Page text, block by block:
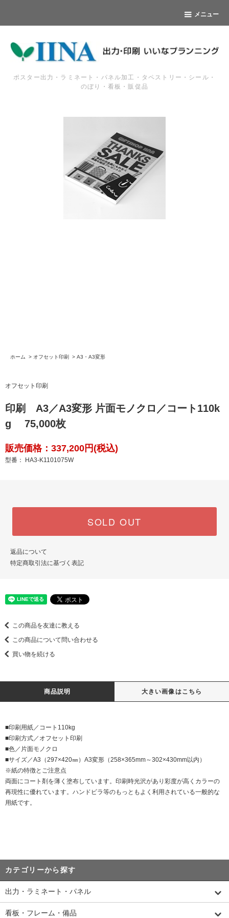
メニュー
ポスター出力・ラミネート・パネル加工・タペストリー・シール・
のぼり・看板・販促品
ホーム > オフセット印刷 > A3・A3変形
オフセット印刷
印刷 A3／A3変形 片面モノクロ／コート110k
g 75,000枚
販売価格：337,200円(税込)
型番： HA3-K1101075W
SOLD OUT
返品について
特定商取引法に基づく表記
この商品を友達に教える
この商品について問い合わせる
買い物を続ける
商品説明 大きい画像はこちら
■印刷用紙／コート110kg
■印刷方式／オフセット印刷
■色／片面モノクロ
■サイズ／A3（297×420㎜）A3変形（258×365mm～302×430mm以内）
※紙の特徴とご注意点
両面にコート剤を薄く塗布しています。印刷時光沢があり彩度が高くカラーの
再現性に優れています。ハンドビラ等のもっともよく利用されている一般的な
用紙です。
カテゴリーから探す
出力・ラミネート・パネル
看板・フレーム・備品